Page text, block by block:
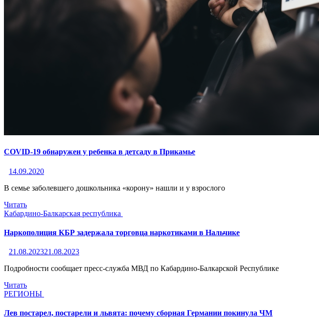
COVID-19 обнаружен у ребенка в детсаду в Прикамье
14.09.2020
В семье заболевшего дошкольника «корону» нашли и у взрослого
Читать
Кабардино-Балкарская республика
Наркополиция КБР задержала торговца наркотиками в Нальчике
21.08.202321.08.2023
Подробности сообщает пресс-служба МВД по Кабардино-Балкарской Республике
Читать
РЕГИОНЫ
Лев постарел, постарели и львята: почему сборная Германии покинула ЧМ